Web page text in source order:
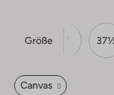
Größe
36½ 37
Canvas